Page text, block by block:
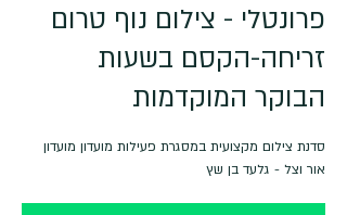
פרונטלי - צילום נוף טרום
זריחה-הקסם בשעות
הבוקר המוקדמות
סדנת צילום מקצועית במסגרת פעילות מועדון מועדון
אור וצל - גלעד בן שץ